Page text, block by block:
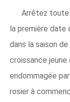
Arrêtez toute
la première date
dans la saison
croissance
endommagée
rosier à